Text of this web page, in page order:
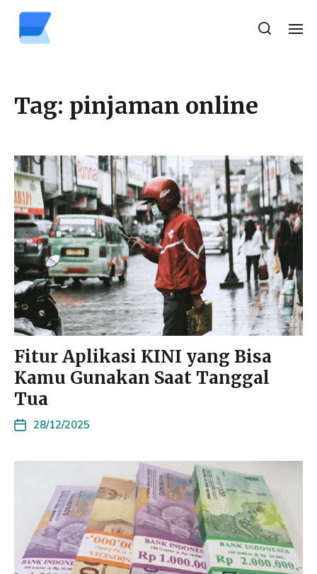
Tag: pinjaman online
Fitur Aplikasi KINI yang Bisa
Kamu Gunakan Saat Tanggal
Tua
28/12/2025